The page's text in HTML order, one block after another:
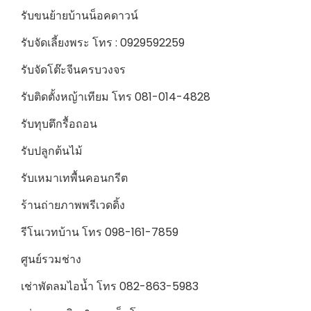
รับขนย้ายบ้านน็อคดาวน์
รับจัดเลี้ยงพระ โทร : 0929592259
รับจัดโต๊ะจีนครบวงจร
รับติดตั้งหญ้าเทียม โทร 081-014-4828
รับทุบตึกรื้อถอน
รับปลูกต้นไม้
รับเหมาเทพื้นคอนกรีต
ร้านถ่ายภาพพรีเวดดิ้ง
รีโนเวทบ้าน โทร 098-161-7859
ศูนย์รวมช่าง
เช่าพัดลมไอน้ำ โทร 082-863-5983